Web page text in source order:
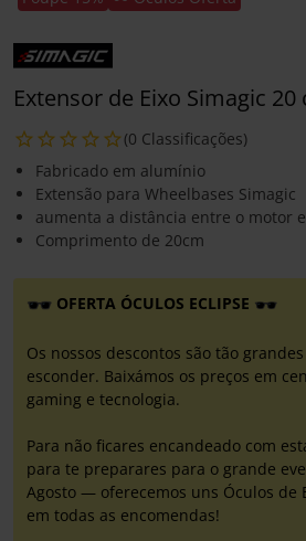
Extensor de Eixo Simagic 20
(0 Classificações)
Fabricado em alumínio
Extensão para Wheelbases Simagic
aumenta a distância entre o motor
Comprimento de 20cm
OFERTA ÓCULOS ECLIPSE
Os nossos descontos são tão
esconder. Baixámos os preços em
gaming e tecnologia.
Para não ficares encandeado com
para te preparares para o grande
Agosto — oferecemos uns Óculos de
em todas as encomendas!